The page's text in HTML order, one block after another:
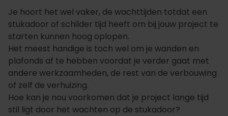
Je hoort het wel vaker, de wachttijden totdat een
stukadoor of schilder tijd heeft om bij jouw project te
starten kunnen hoog oplopen.
Het meest handige is toch wel om je wanden en
plafonds af te hebben voordat je verder gaat met
andere werkzaamheden, de rest van de verbouwing
of zelf de verhuizing.
Hoe kan je nou voorkomen dat je project lange tijd
stil ligt door het wachten op de stukadoor?